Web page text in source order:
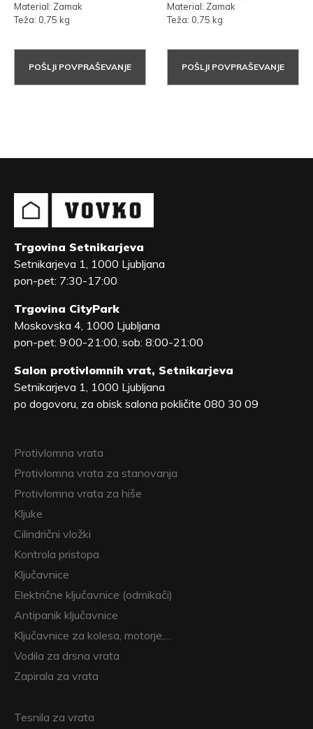
Material: Zamak
Teža: 0,75 kg
POŠLJI POVPRAŠEVANJE
Material: Zamak
Teža: 0,75 kg
POŠLJI POVPRAŠEVANJE
Trgovina Setnikarjeva
Setnikarjeva 1, 1000 Ljubljana
pon-pet: 7:30-17:00
Trgovina CityPark
Moskovska 4, 1000 Ljubljana
pon-pet: 9:00-21:00, sob: 8:00-21:00
Salon protivlomnih vrat, Setnikarjeva
Setnikarjeva 1, 1000 Ljubljana
po dogovoru, za obisk salona pokličite 080 30 09
Protivlomna vrata
Protivlomna vrata za stanovanja
Protivlomna vrata za hiše
Kljuke
Cilindrični vložki
Kontrola pristopa
Ključavnice
Električne ključavnice (odmikači)
Antipanik ključavnice
Ključavnice za kolesa, motorje,…
Vodila za drsna vrata
Zapirala za vrata
Tesnila za vrata